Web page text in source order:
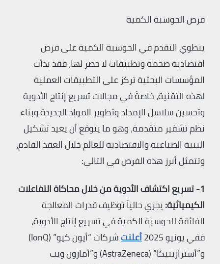
فرص الحوسبة الكمية
ينطوي التقدم في الحوسبة الكمية على فرص
اقتصادية ضخمة وتطبيقات لا حصر لها، فقد بدأت
المؤسسات البحثية تركز على التطبيقات العملية
لهذه التقنية، خاصةً في مجالات تسريع إنتاج الأدوية
وتحسين سلاسل الإمداد وتطوير المواد الجديدة وبناء
نظم تشفير متقدمة، وهو ما يتوقع أن يعيد تشكيل
البنية الصناعية والاقتصادية للعالم خلال العقد القادم،
وتتمثل أبرز هذه الفرص في التالي:
1- تسريع اكتشاف الأدوية من خلال محاكاة التفاعلات
الكيميائية:يجري حالياً توظيف قدرات المعالجة
الفائقة للحوسبة الكمية في تسريع إنتاج الأدوية،
ففي يونيو 2025
أعلنت
شركات “أيون كيو” (IonQ)
و”أسترازينيكا” (AstraZeneca) و”أمازون ويب